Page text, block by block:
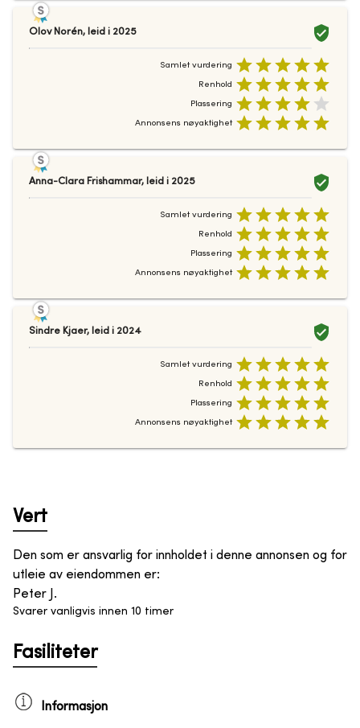
Olov Norén, leid i 2025
Samlet vurdering
Renhold
Plassering
Annonsens nøyaktighet
Anna-Clara Frishammar, leid i 2025
Samlet vurdering
Renhold
Plassering
Annonsens nøyaktighet
Sindre Kjaer, leid i 2024
Samlet vurdering
Renhold
Plassering
Annonsens nøyaktighet
Vert
Den som er ansvarlig for innholdet i denne annonsen og for
utleie av eiendommen er:
Peter J.
Svarer vanligvis innen 10 timer
Fasiliteter
Informasjon